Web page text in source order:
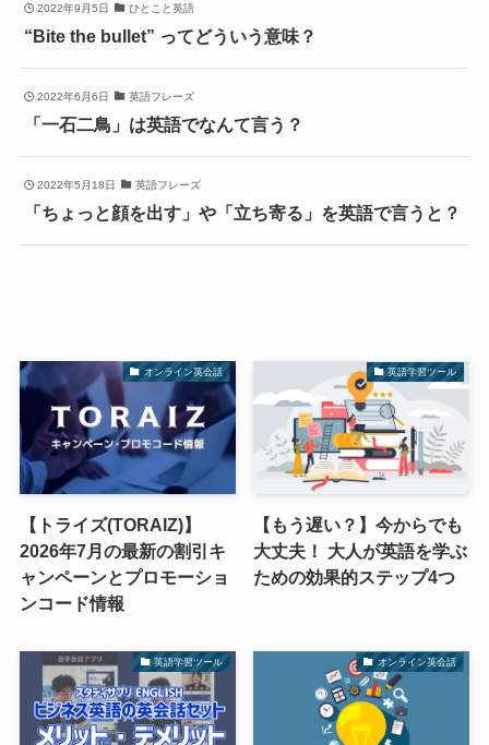
2022年9月5日 ひとこと英語
“Bite the bullet” ってどういう意味？
2022年6月6日 英語フレーズ
「一石二鳥」は英語でなんて言う？
2022年5月18日 英語フレーズ
「ちょっと顔を出す」や「立ち寄る」を英語で言うと？
オンライン英会話
【トライズ(TORAIZ)】
2026年7月の最新の割引キ
ャンペーンとプロモーショ
ンコード情報
英語学習ツール
【もう遅い？】今からでも
大丈夫！ 大人が英語を学ぶ
ための効果的ステップ4つ
英語学習ツール オンライン英会話